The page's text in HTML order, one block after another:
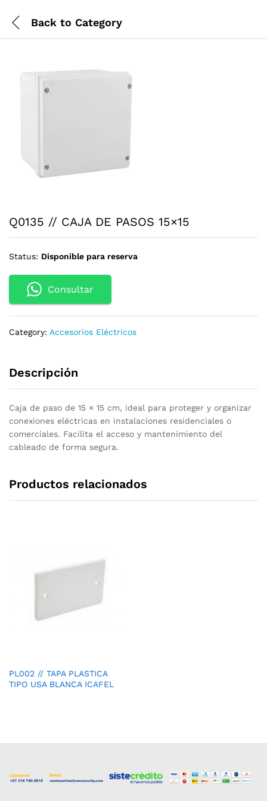
Back to Category
Q0135 // CAJA DE PASOS 15×15
Status: Disponible para reserva
Consultar
Category: Accesorios Eléctricos
Descripción
Caja de paso de 15 × 15 cm, ideal para proteger y organizar
conexiones eléctricas en instalaciones residenciales o
comerciales. Facilita el acceso y mantenimiento del
cableado de forma segura.
Productos relacionados
PL002 // TAPA PLASTICA
TIPO USA BLANCA ICAFEL